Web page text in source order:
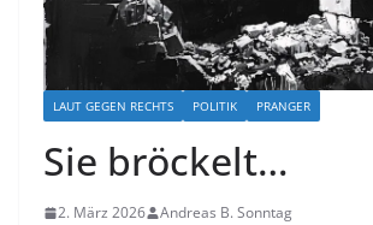
LAUT GEGEN RECHTS POLITIK PRANGER
Sie bröckelt…
2. März 2026 Andreas B. Sonntag